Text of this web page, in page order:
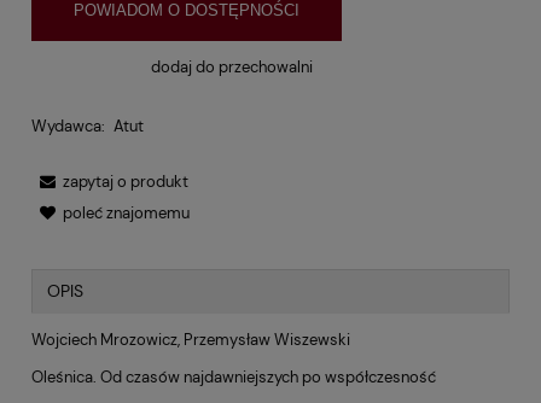
POWIADOM O DOSTĘPNOŚCI
dodaj do przechowalni
Wydawca: Atut
zapytaj o produkt
poleć znajomemu
OPIS
Wojciech Mrozowicz, Przemysław Wiszewski
Oleśnica. Od czasów najdawniejszych po współczesność